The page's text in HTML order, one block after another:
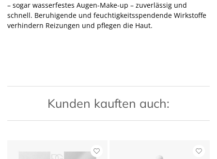
– sogar wasserfestes Augen-Make-up – zuverlässig und
schnell. Beruhigende und feuchtigkeitsspendende Wirkstoffe
verhindern Reizungen und pflegen die Haut.
Kunden kauften auch: